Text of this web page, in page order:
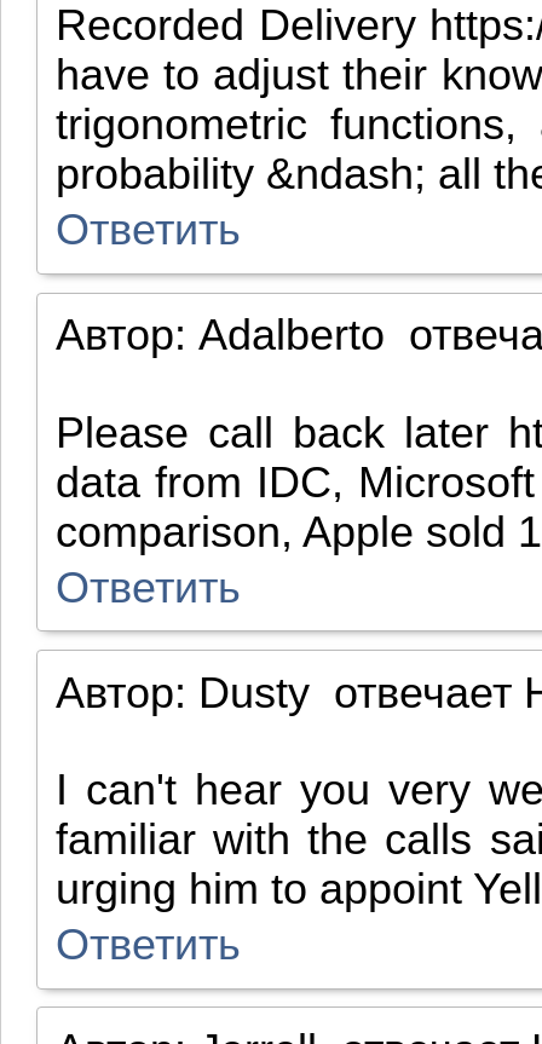
Recorded Delivery
have to adjust their
trigonometric
probability &ndash; all
Ответить
Автор: Adalberto
Please call back later
data from IDC,
comparison, Apple sold
Ответить
Автор: Dusty отвечает
I can't hear you very
familiar with the calls
urging him to appoint
Ответить